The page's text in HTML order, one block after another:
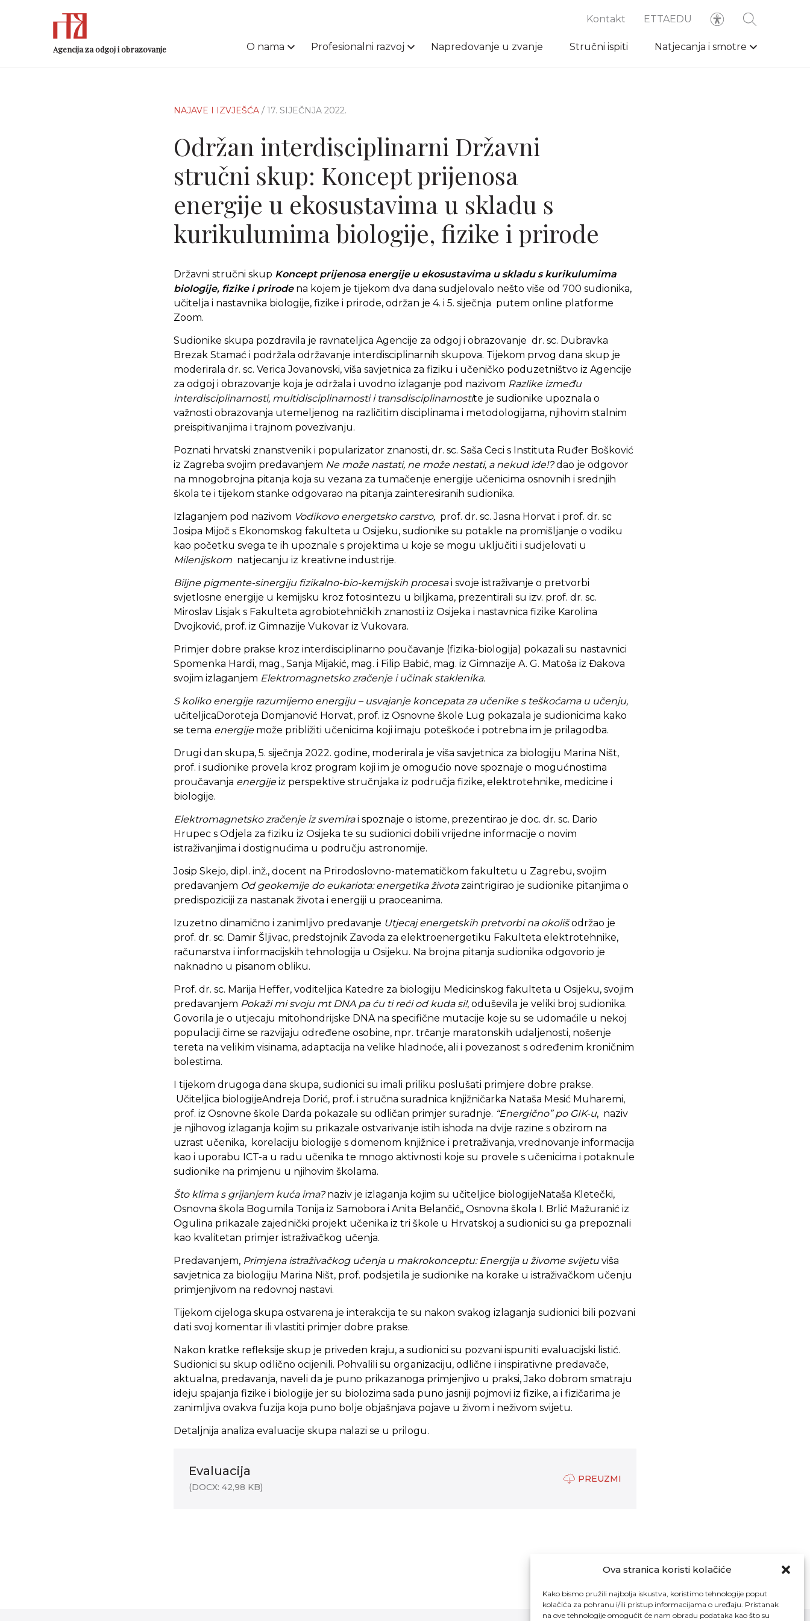
Ova stranica koristi kolačiće
Kako bismo pružili najbolja iskustva, koristimo tehnologije poput
kolačića za pohranu i/ili pristup informacijama o uređaju. Pristanak
na ove tehnologije omogućit će nam obradu podataka kao što su
Agencija za odgoj i obrazovanje
Kontakt ETTAEDU
O nama Profesionalni razvoj Napredovanje u zvanje Stručni ispiti Natjecanja i smotre
NAJAVE I IZVJEŠĆA / 17. SIJEČNJA 2022.
Održan interdisciplinarni Državni
stručni skup: Koncept prijenosa
energije u ekosustavima u skladu s
kurikulumima biologije, fizike i prirode
Državni stručni skup Koncept prijenosa energije u ekosustavima u skladu s kurikulumima
biologije, fizike i prirode na kojem je tijekom dva dana sudjelovalo nešto više od 700 sudionika,
učitelja i nastavnika biologije, fizike i prirode, održan je 4. i 5. siječnja putem online platforme
Zoom.
Sudionike skupa pozdravila je ravnateljica Agencije za odgoj i obrazovanje dr. sc. Dubravka
Brezak Stamać i podržala održavanje interdisciplinarnih skupova. Tijekom prvog dana skup je
moderirala dr. sc. Verica Jovanovski, viša savjetnica za fiziku i učeničko poduzetništvo iz Agencije
za odgoj i obrazovanje koja je održala i uvodno izlaganje pod nazivom Razlike između
interdisciplinarnosti, multidisciplinarnosti i transdisciplinarnostite je sudionike upoznala o
važnosti obrazovanja utemeljenog na različitim disciplinama i metodologijama, njihovim stalnim
preispitivanjima i trajnom povezivanju.
Poznati hrvatski znanstvenik i popularizator znanosti, dr. sc. Saša Ceci s Instituta Ruđer Bošković
iz Zagreba svojim predavanjem Ne može nastati, ne može nestati, a nekud ide!?dao je odgovor
na mnogobrojna pitanja koja su vezana za tumačenje energije učenicima osnovnih i srednjih
škola te i tijekom stanke odgovarao na pitanja zainteresiranih sudionika.
Izlaganjem pod nazivom Vodikovo energetsko carstvo, prof. dr. sc. Jasna Horvat i prof. dr. sc
Josipa Mijoč s Ekonomskog fakulteta u Osijeku, sudionike su potakle na promišljanje o vodiku
kao početku svega te ih upoznale s projektima u koje se mogu uključiti i sudjelovati u
Milenijskom natjecanju iz kreativne industrije.
Biljne pigmente-sinergiju fizikalno-bio-kemijskih procesai svoje istraživanje o pretvorbi
svjetlosne energije u kemijsku kroz fotosintezu u biljkama, prezentirali su izv. prof. dr. sc.
Miroslav Lisjak s Fakulteta agrobiotehničkih znanosti iz Osijeka i nastavnica fizike Karolina
Dvojković, prof. iz Gimnazije Vukovar iz Vukovara.
Primjer dobre prakse kroz interdisciplinarno poučavanje (fizika-biologija) pokazali su nastavnici
Spomenka Hardi, mag., Sanja Mijakić, mag. i Filip Babić, mag. iz Gimnazije A. G. Matoša iz Đakova
svojim izlaganjem Elektromagnetsko zračenje i učinak staklenika.
S koliko energije razumijemo energiju – usvajanje koncepata za učenike s teškoćama u učenju,
učiteljicaDoroteja Domjanović Horvat, prof. iz Osnovne škole Lug pokazala je sudionicima kako
se tema energijemože približiti učenicima koji imaju poteškoće i potrebna im je prilagodba.
Drugi dan skupa, 5. siječnja 2022. godine, moderirala je viša savjetnica za biologiju Marina Ništ,
prof. i sudionike provela kroz program koji im je omogućio nove spoznaje o mogućnostima
proučavanja energijeiz perspektive stručnjaka iz područja fizike, elektrotehnike, medicine i
biologije.
Elektromagnetsko zračenje iz svemirai spoznaje o istome, prezentirao je doc. dr. sc. Dario
Hrupec s Odjela za fiziku iz Osijeka te su sudionici dobili vrijedne informacije o novim
istraživanjima i dostignućima u području astronomije.
Josip Skejo, dipl. inž., docent na Prirodoslovno-matematičkom fakultetu u Zagrebu, svojim
predavanjem Od geokemije do eukariota: energetika životazaintrigirao je sudionike pitanjima o
predispoziciji za nastanak života i energiji u praoceanima.
Izuzetno dinamično i zanimljivo predavanje Utjecaj energetskih pretvorbi na okolišodržao je
prof. dr. sc. Damir Šljivac, predstojnik Zavoda za elektroenergetiku Fakulteta elektrotehnike,
računarstva i informacijskih tehnologija u Osijeku. Na brojna pitanja sudionika odgovorio je
naknadno u pisanom obliku.
Prof. dr. sc. Marija Heffer, voditeljica Katedre za biologiju Medicinskog fakulteta u Osijeku, svojim
predavanjem Pokaži mi svoju mt DNA pa ću ti reći od kuda si!, oduševila je veliki broj sudionika.
Govorila je o utjecaju mitohondrijske DNA na specifične mutacije koje su se udomaćile u nekoj
populaciji čime se razvijaju određene osobine, npr. trčanje maratonskih udaljenosti, nošenje
tereta na velikim visinama, adaptacija na velike hladnoće, ali i povezanost s određenim kroničnim
bolestima.
I tijekom drugoga dana skupa, sudionici su imali priliku poslušati primjere dobre prakse.
Učiteljica biologijeAndreja Dorić, prof. i stručna suradnica knjižničarka Nataša Mesić Muharemi,
prof. iz Osnovne škole Darda pokazale su odličan primjer suradnje. “Energično” po GIK-u, naziv
je njihovog izlaganja kojim su prikazale ostvarivanje istih ishoda na dvije razine s obzirom na
uzrast učenika, korelaciju biologije s domenom knjižnice i pretraživanja, vrednovanje informacija
kao i uporabu ICT-a u radu učenika te mnogo aktivnosti koje su provele s učenicima i potaknule
sudionike na primjenu u njihovim školama.
Što klima s grijanjem kuća ima? naziv je izlaganja kojim su učiteljice biologijeNataša Kletečki,
Osnovna škola Bogumila Tonija iz Samobora i Anita Belančić,, Osnovna škola I. Brlić Mažuranić iz
Ogulina prikazale zajednički projekt učenika iz tri škole u Hrvatskoj a sudionici su ga prepoznali
kao kvalitetan primjer istraživačkog učenja.
Predavanjem, Primjena istraživačkog učenja u makrokonceptu: Energija u živome svijetu viša
savjetnica za biologiju Marina Ništ, prof. podsjetila je sudionike na korake u istraživačkom učenju
primjenjivom na redovnoj nastavi.
Tijekom cijeloga skupa ostvarena je interakcija te su nakon svakog izlaganja sudionici bili pozvani
dati svoj komentar ili vlastiti primjer dobre prakse.
Nakon kratke refleksije skup je priveden kraju, a sudionici su pozvani ispuniti evaluacijski listić.
Sudionici su skup odlično ocijenili. Pohvalili su organizaciju, odlične i inspirativne predavače,
aktualna, predavanja, naveli da je puno prikazanoga primjenjivo u praksi, Jako dobrom smatraju
ideju spajanja fizike i biologije jer su biolozima sada puno jasniji pojmovi iz fizike, a i fizičarima je
zanimljiva ovakva fuzija koja puno bolje objašnjava pojave u živom i neživom svijetu.
Detaljnija analiza evaluacije skupa nalazi se u prilogu.
Evaluacija
(DOCX: 42,98 KB)
PREUZMI